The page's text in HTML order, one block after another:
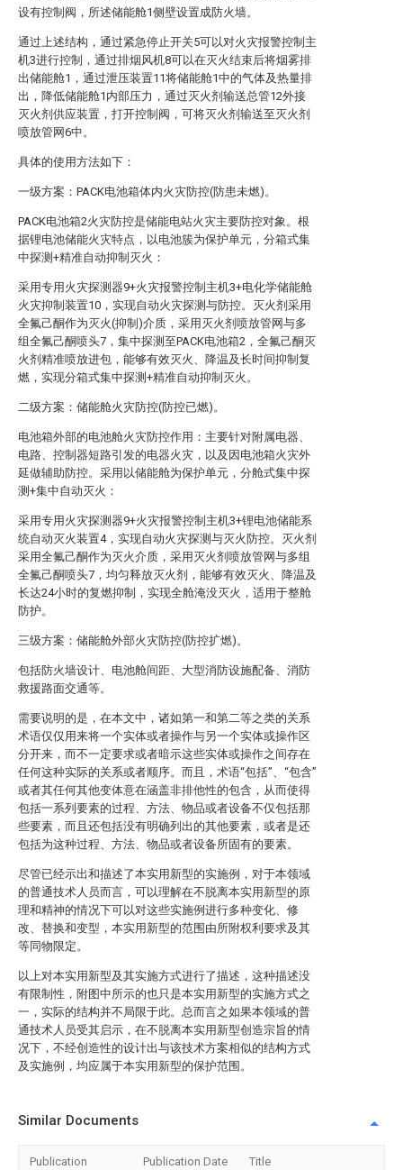
设有控制阀，所述储能舱1侧壁设置成防火墙。
通过上述结构，通过紧急停止开关5可以对火灾报警控制主
机3进行控制，通过排烟风机8可以在灭火结束后将烟雾排
出储能舱1，通过泄压装置11将储能舱1中的气体及热量排
出，降低储能舱1内部压力，通过灭火剂输送总管12外接
灭火剂供应装置，打开控制阀，可将灭火剂输送至灭火剂
喷放管网6中。
具体的使用方法如下：
一级方案：PACK电池箱体内火灾防控(防患未燃)。
PACK电池箱2火灾防控是储能电站火灾主要防控对象。根
据锂电池储能火灾特点，以电池簇为保护单元，分箱式集
中探测+精准自动抑制灭火：
采用专用火灾探测器9+火灾报警控制主机3+电化学储能舱
火灾抑制装置10，实现自动火灾探测与防控。灭火剂采用
全氟己酮作为灭火(抑制)介质，采用灭火剂喷放管网与多
组全氟己酮喷头7，集中探测至PACK电池箱2，全氟己酮灭
火剂精准喷放进包，能够有效灭火、降温及长时间抑制复
燃，实现分箱式集中探测+精准自动抑制灭火。
二级方案：储能舱火灾防控(防控已燃)。
电池箱外部的电池舱火灾防控作用：主要针对附属电器、
电路、控制器短路引发的电器火灾，以及因电池箱火灾外
延做辅助防控。采用以储能舱为保护单元，分舱式集中探
测+集中自动灭火：
采用专用火灾探测器9+火灾报警控制主机3+锂电池储能系
统自动灭火装置4，实现自动火灾探测与灭火防控。灭火剂
采用全氟己酮作为灭火介质，采用灭火剂喷放管网与多组
全氟己酮喷头7，均匀释放灭火剂，能够有效灭火、降温及
长达24小时的复燃抑制，实现全舱淹没灭火，适用于整舱
防护。
三级方案：储能舱外部火灾防控(防控扩燃)。
包括防火墙设计、电池舱间距、大型消防设施配备、消防
救援路面交通等。
需要说明的是，在本文中，诸如第一和第二等之类的关系
术语仅仅用来将一个实体或者操作与另一个实体或操作区
分开来，而不一定要求或者暗示这些实体或操作之间存在
任何这种实际的关系或者顺序。而且，术语“包括”、“包含”
或者其任何其他变体意在涵盖非排他性的包含，从而使得
包括一系列要素的过程、方法、物品或者设备不仅包括那
些要素，而且还包括没有明确列出的其他要素，或者是还
包括为这种过程、方法、物品或者设备所固有的要素。
尽管已经示出和描述了本实用新型的实施例，对于本领域
的普通技术人员而言，可以理解在不脱离本实用新型的原
理和精神的情况下可以对这些实施例进行多种变化、修
改、替换和变型，本实用新型的范围由所附权利要求及其
等同物限定。
以上对本实用新型及其实施方式进行了描述，这种描述没
有限制性，附图中所示的也只是本实用新型的实施方式之
一，实际的结构并不局限于此。总而言之如果本领域的普
通技术人员受其启示，在不脱离本实用新型创造宗旨的情
况下，不经创造性的设计出与该技术方案相似的结构方式
及实施例，均应属于本实用新型的保护范围。
Similar Documents
Publication Publication Date Title